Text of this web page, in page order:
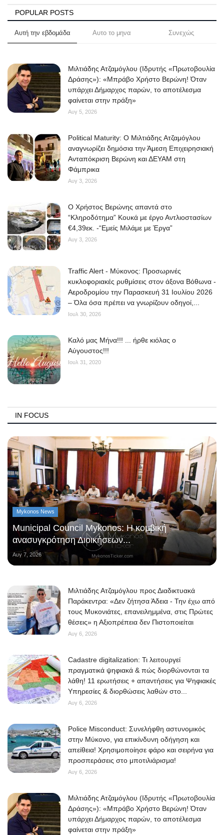
POPULAR POSTS
Αυτή την εβδομάδα Αυτο το μηνα Συνεχώς
Μιλτιάδης Ατζαμόγλου (Ιδρυτής «Πρωτοβουλία
Δράσης»): «Μπράβο Χρήστο Βερώνη! Όταν
υπάρχει Δήμαρχος παρών, το αποτέλεσμα
φαίνεται στην πράξη»
Αυγ 5, 2026
Political Maturity: Ο Μιλτιάδης Ατζαμόγλου
αναγνωρίζει δημόσια την Άμεση Επιχειρησιακή
Ανταπόκριση Βερώνη και ΔΕΥΑΜ στη
Φάμπρικα
Αυγ 3, 2026
O Χρήστος Βερώνης απαντά στο
“Κληροδότημα” Κουκά με έργο Αντλιοστασίων
€4,39εκ. -“Εμείς Μιλάμε με Έργα”
Αυγ 3, 2026
Traffic Alert - Μύκονος: Προσωρινές
κυκλοφοριακές ρυθμίσεις στον άξονα Βόθωνα -
Αεροδρομίου την Παρασκευή 31 Ιουλίου 2026
– Όλα όσα πρέπει να γνωρίζουν οδηγοί,...
Ιουλ 30, 2026
Kαλό μας Μήνα!!! ... ήρθε κιόλας ο
Αύγουστος!!!
Ιουλ 31, 2020
IN FOCUS
Mykonos News
Municipal Council Mykonos: Η κομβική
ανασυγκρότηση Διοικήσεων...
Αυγ 7, 2026
Μιλτιάδης Ατζαμόγλου προς Διαδικτυακά
Παράκεντρα: «Δεν ζήτησα Άδεια - Την έχω από
τους Μυκονιάτες, επανειλημμένα, στις Πρώτες
θέσεις» η Αξιοπρέπεια δεν Πιστοποιείται
Αυγ 6, 2026
Cadastre digitalization: Τι λειτουργεί
πραγματικά ψηφιακά & πώς διορθώνονται τα
λάθη! 11 ερωτήσεις + απαντήσεις για Ψηφιακές
Υπηρεσίες & διορθώσεις λαθών στο...
Αυγ 6, 2026
Police Misconduct: Συνελήφθη αστυνομικός
στην Μύκονο, για επικίνδυνη οδήγηση και
απείθεια! Χρησιμοποίησε φάρο και σειρήνα για
προσπεράσεις στο μποτιλιάρισμα!
Αυγ 6, 2026
Μιλτιάδης Ατζαμόγλου (Ιδρυτής «Πρωτοβουλία
Δράσης»): «Μπράβο Χρήστο Βερώνη! Όταν
υπάρχει Δήμαρχος παρών, το αποτέλεσμα
φαίνεται στην πράξη»